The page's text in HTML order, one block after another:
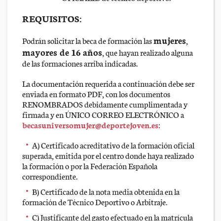
REQUISITOS:
Podrán solicitar la beca de formación lasmujeres,
mayores de 16 años, que hayan realizado alguna
de las formaciones arriba indicadas.
La documentación requerida a continuación debe ser
enviada en formato PDF, con los documentos
RENOMBRADOS debidamente cumplimentada y
firmada y en ÚNICO CORREO ELECTRÓNICO a
becasuniversomujer@deportejoven.es:
A) Certificado acreditativo de la formación oficial
superada, emitida por el centro donde haya realizado
la formación o por la Federación Española
correspondiente.
B) Certificado de la nota media obtenida en la
formación de Técnico Deportivo o Arbitraje.
C) Justificante del gasto efectuado en la matrícula